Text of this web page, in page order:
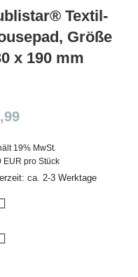
Textil-
Größe
x 190 mm
19% MwSt.
EUR pro Stück
ca. 2-3 Werktage